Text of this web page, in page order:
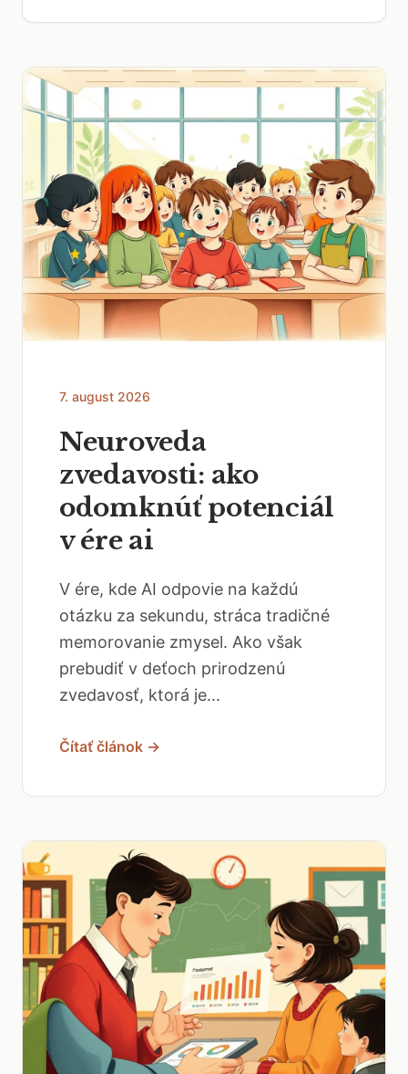
7. august 2026
Neuroveda
zvedavosti: ako
odomknúť potenciál
v ére ai
V ére, kde AI odpovie na každú
otázku za sekundu, stráca tradičné
memorovanie zmysel. Ako však
prebudiť v deťoch prirodzenú
zvedavosť, ktorá je...
Čítať článok →